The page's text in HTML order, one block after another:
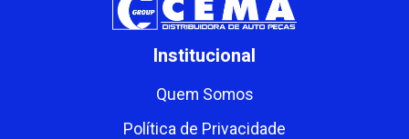
Institucional
Quem Somos
Política de Privacidade